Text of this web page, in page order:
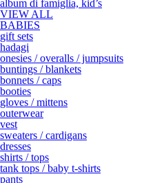
album di famiglia, kid’s
VIEW ALL
BABIES
gift sets
hadagi
onesies / overalls / jumpsuits
buntings / blankets
bonnets / caps
booties
gloves / mittens
outerwear
vest
sweaters / cardigans
dresses
shirts / tops
tank tops / baby t-shirts
pants